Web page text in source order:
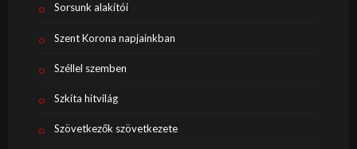
Sorsunk alakítói
Szent Korona napjainkban
Széllel szemben
Szkíta hitvilág
Szövetkezők szövetkezete